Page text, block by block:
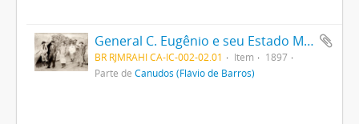
General C. Eugênio e seu Estado Maior
BR RJMRAHI CA-IC-002-02.01 Item
1897
Parte de Canudos (Flávio de Barros)